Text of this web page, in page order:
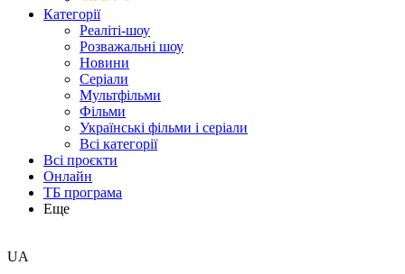
Категорії
Реаліті-шоу
Розважальні шоу
Новини
Серіали
Мультфільми
Фільми
Українські фільми і серіали
Всі категорії
Всі проєкти
Онлайн
ТБ програма
Еще
UA